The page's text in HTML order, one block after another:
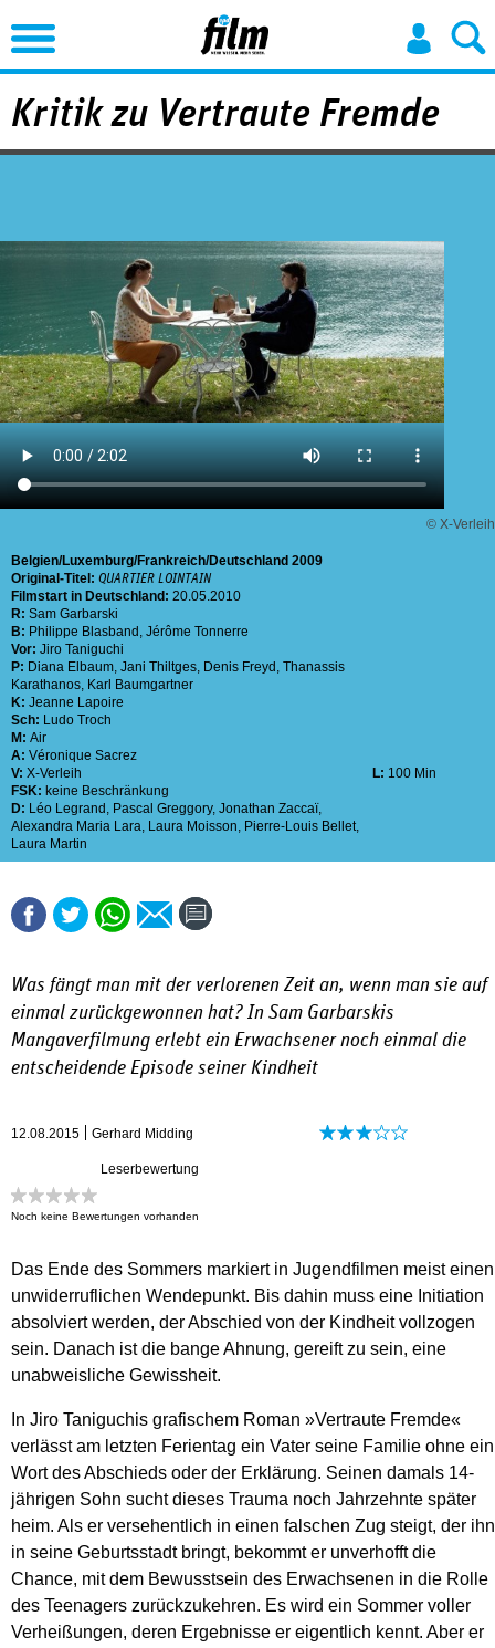
Jump to Navigation
Kritik zu Vertraute Fremde
© X-Verleih
Belgien Luxemburg Frankreich Deutschland 2009
Original-Titel: QUARTIER LOINTAIN
Filmstart in Deutschland: 20.05.2010
R: Sam Garbarski
B: Philippe Blasband , Jérôme Tonnerre
Vor: Jiro Taniguchi
P: Diana Elbaum, Jani Thiltges, Denis Freyd , Thanassis
Karathanos, Karl Baumgartner
K: Jeanne Lapoire
Sch: Ludo Troch
M: Air
A: Véronique Sacrez
V: X-Verleih L: 100 Min
FSK: keine Beschränkung
D: Léo Legrand , Pascal Greggory, Jonathan Zaccaï,
Alexandra Maria Lara, Laura Moisson, Pierre-Louis Bellet,
Laura Martin
Was fängt man mit der verlorenen Zeit an, wenn man sie auf
einmal zurückgewonnen hat? In Sam Garbarskis
Mangaverfilmung erlebt ein Erwachsener noch einmal die
entscheidende Episode seiner Kindheit
12.08.2015 Gerhard Midding
Leserbewertung
Noch keine Bewertungen vorhanden
Das Ende des Sommers markiert in Jugendfilmen meist einen
unwiderruflichen Wendepunkt. Bis dahin muss eine Initiation
absolviert werden, der Abschied von der Kindheit vollzogen
sein. Danach ist die bange Ahnung, gereift zu sein, eine
unabweisliche Gewissheit.
In Jiro Taniguchis grafischem Roman »Vertraute Fremde«
verlässt am letzten Ferientag ein Vater seine Familie ohne ein
Wort des Abschieds oder der Erklärung. Seinen damals 14-
jährigen Sohn sucht dieses Trauma noch Jahrzehnte später
heim. Als er versehentlich in einen falschen Zug steigt, der ihn
in seine Geburtsstadt bringt, bekommt er unverhofft die
Chance, mit dem Bewusstsein des Erwachsenen in die Rolle
des Teenagers zurückzukehren. Es wird ein Sommer voller
Verheißungen, deren Ergebnisse er eigentlich kennt. Aber er